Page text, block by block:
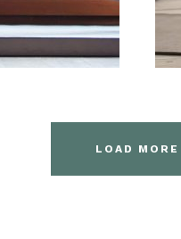
LOAD MORE